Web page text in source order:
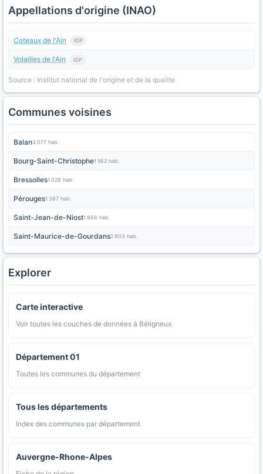
Appellations d'origine (INAO)
Coteaux de l'Ain IGP
Volailles de l'Ain IGP
Source : Institut national de l'origine et de la qualite
Communes voisines
Balan3 077 hab.
Bourg-Saint-Christophe1 562 hab.
Bressolles1 028 hab.
Pérouges1 387 hab.
Saint-Jean-de-Niost1 866 hab.
Saint-Maurice-de-Gourdans2 903 hab.
Explorer
Carte interactive
Voir toutes les couches de données à Béligneux
Département 01
Toutes les communes du département
Tous les départements
Index des communes par département
Auvergne-Rhone-Alpes